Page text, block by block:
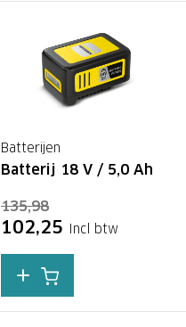
Batterijen
Batterij 18 V / 5,0 Ah
135,98
102,25 Incl btw